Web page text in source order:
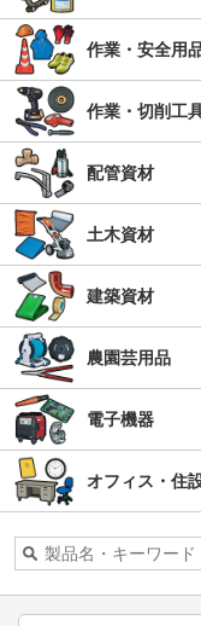
作業・安全用
作業・切削工
配管資材
土木資材
建築資材
農園芸用品
電子機器
オフィス・住